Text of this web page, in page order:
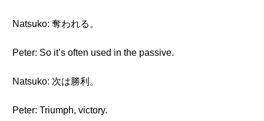
Natsuko: 奪われる。
Peter: So it’s often used in the passive.
Natsuko: 次は勝利。
Peter: Triumph, victory.